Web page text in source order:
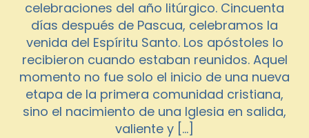
celebraciones del año litúrgico. Cincuenta
días después de Pascua, celebramos la
venida del Espíritu Santo. Los apóstoles lo
recibieron cuando estaban reunidos. Aquel
momento no fue solo el inicio de una nueva
etapa de la primera comunidad cristiana,
sino el nacimiento de una Iglesia en salida,
valiente y […]